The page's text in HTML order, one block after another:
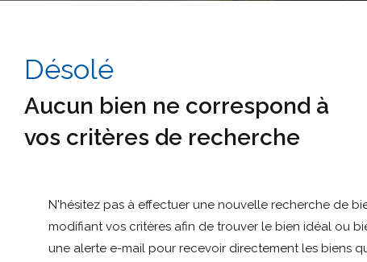
Désolé
Aucun bien ne correspond à
vos critères de recherche
N'hésitez pas à effectuer une nouvelle recherche de
modifiant vos critères afin de trouver le bien idéal ou
une alerte e-mail pour recevoir directement les biens